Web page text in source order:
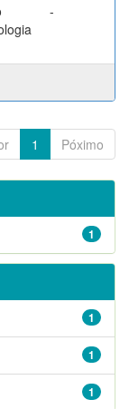
-
1 Póximo
1
1
1
1